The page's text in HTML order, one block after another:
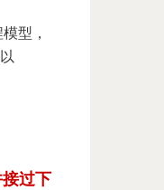
型，
过下